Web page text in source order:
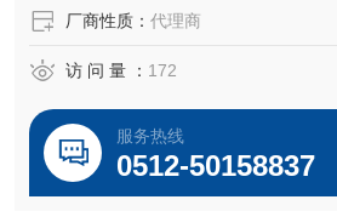
厂商性质： 代理商
访 问 量 ： 172
服务热线
0512-50158837